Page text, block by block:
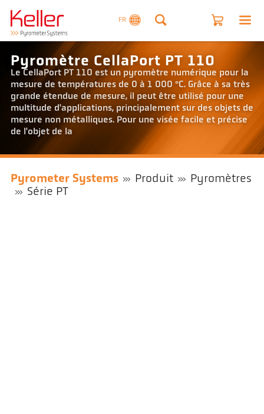
FR
Pyromètre CellaPort PT 110
Le CellaPort PT 110 est un pyromètre numérique pour la
mesure de températures de 0 à 1 000 °C. Grâce à sa très
grande étendue de mesure, il peut être utilisé pour une
multitude d'applications, principalement sur des objets de
mesure non métalliques. Pour une visée facile et précise
de l'objet de la
Pyrometer Systems Produit
Pyromètres
Série PT